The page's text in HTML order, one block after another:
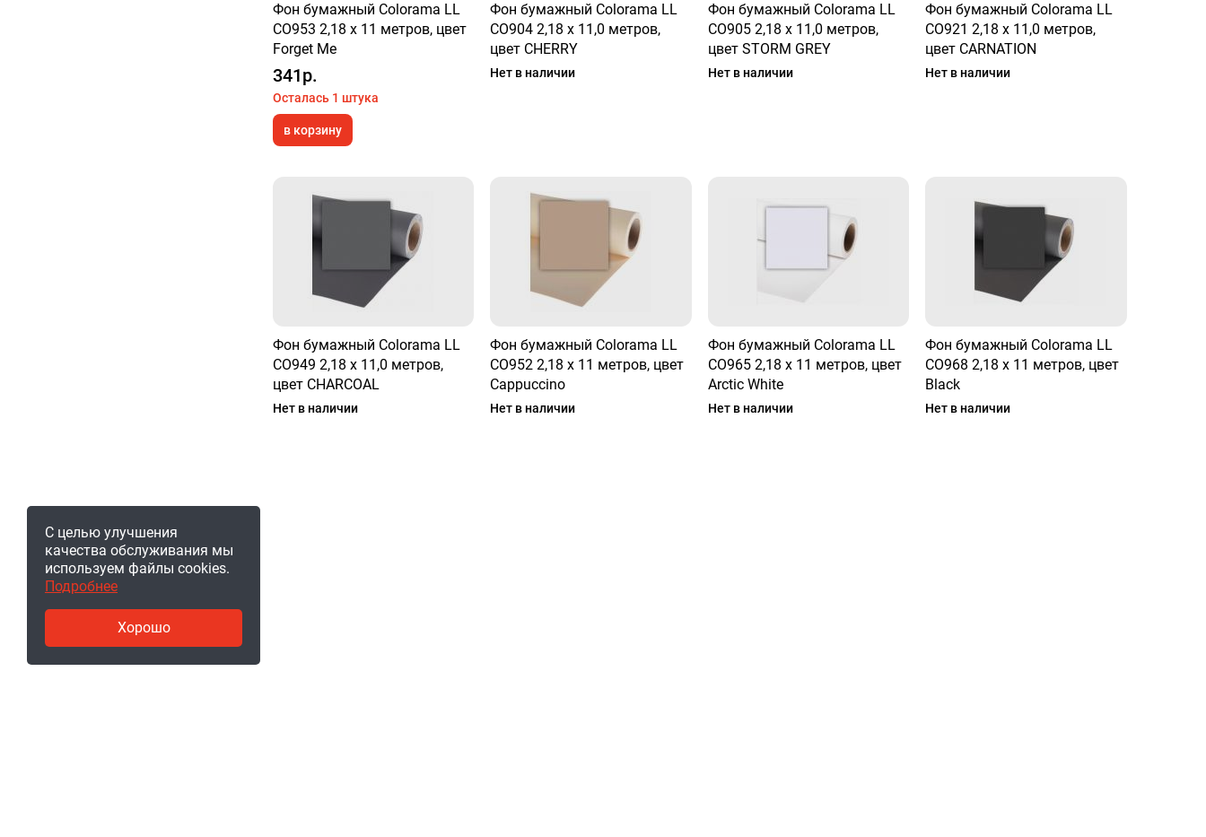
Фон бумажный Colorama LL
CO953 2,18 x 11 метров, цвет
Forget Me
341р.
Осталась 1 штука
в корзину
Фон бумажный Colorama LL
CO904 2,18 х 11,0 метров,
цвет CHERRY
Нет в наличии
Фон бумажный Colorama LL
CO905 2,18 х 11,0 метров,
цвет STORM GREY
Нет в наличии
Фон бумажный Colorama LL
CO921 2,18 х 11,0 метров,
цвет CARNATION
Нет в наличии
Фон бумажный Colorama LL
CO949 2,18 х 11,0 метров,
цвет CHARCOAL
Нет в наличии
Фон бумажный Colorama LL
CO952 2,18 x 11 метров, цвет
Cappuccino
Нет в наличии
Фон бумажный Colorama LL
CO965 2,18 x 11 метров, цвет
Arctic White
Нет в наличии
Фон бумажный Colorama LL
CO968 2,18 x 11 метров, цвет
Black
Нет в наличии
С целью улучшения
качества обслуживания мы
используем файлы cookies.
Подробнее
Хорошо